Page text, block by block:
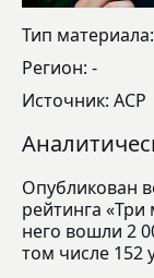
Тип
Регион: -
Источник: АСР
Опубликован
рейтинга «Три
него вошли 2
том числе 152